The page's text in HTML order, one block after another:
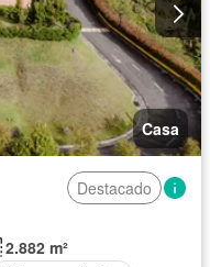
Casa
Destacado
2.882 m²